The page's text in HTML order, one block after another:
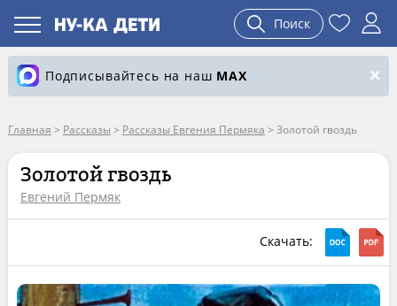
Поиск
Подписывайтесь на наш MAX
Главная > Рассказы > Рассказы Евгения Пермяка > Золотой гвоздь
Золотой гвоздь
Евгений Пермяк
Скачать: